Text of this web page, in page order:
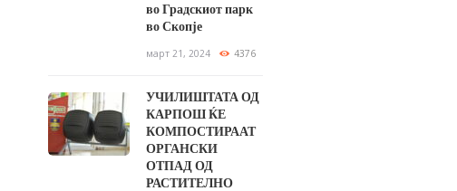
во Градскиот парк
во Скопје
март 21, 2024 4376
УЧИЛИШТАТА ОД
КАРПОШ ЌЕ
КОМПОСТИРААТ
ОРГАНСКИ
ОТПАД ОД
РАСТИТЕЛНО